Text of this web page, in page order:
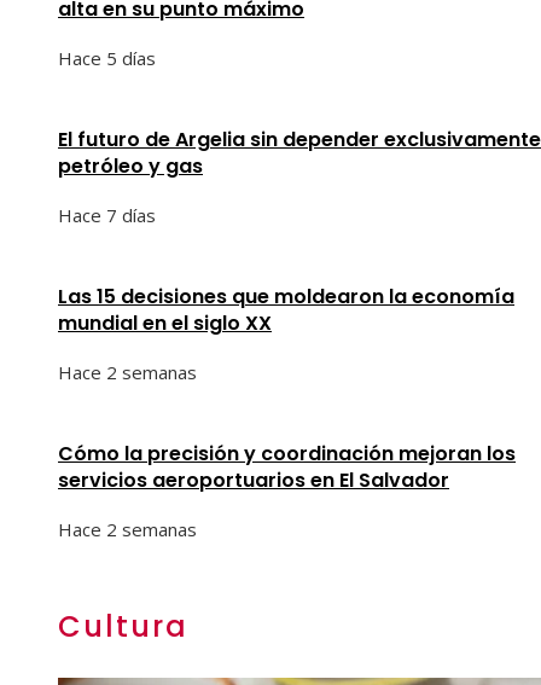
alta en su punto máximo
Hace 5 días
El futuro de Argelia sin depender
petróleo y gas
Hace 7 días
Las 15 decisiones que moldearon la economía
mundial en el siglo XX
Hace 2 semanas
Cómo la precisión y coordinación mejoran los
servicios aeroportuarios en El Salvador
Hace 2 semanas
Cultura